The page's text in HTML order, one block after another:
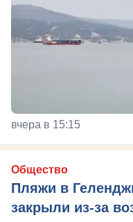
вчера в 15:15
Общество
Пляжи в
закрыли из-за